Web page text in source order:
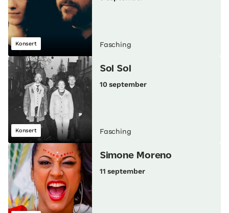
Konsert Fasching
Konsert
Sol Sol
10 september
Fasching
Simone Moreno
11 september